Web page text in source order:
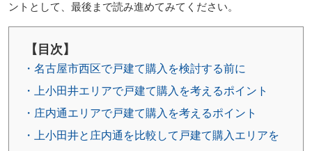
ントとして、最後まで読み進めてみてください。
【目次】
・名古屋市西区で戸建て購入を検討する前に
・上小田井エリアで戸建て購入を考えるポイント
・庄内通エリアで戸建て購入を考えるポイント
・上小田井と庄内通を比較して戸建て購入エリアを